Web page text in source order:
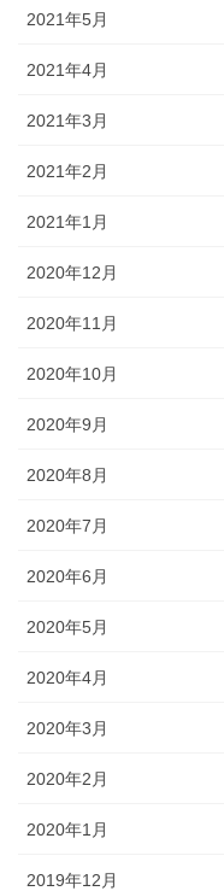
2021年5月
2021年4月
2021年3月
2021年2月
2021年1月
2020年12月
2020年11月
2020年10月
2020年9月
2020年8月
2020年7月
2020年6月
2020年5月
2020年4月
2020年3月
2020年2月
2020年1月
2019年12月